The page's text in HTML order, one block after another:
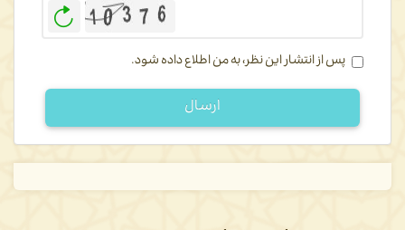
پس از انتشار این نظر، به من اطلاع داده شود.
ارسال